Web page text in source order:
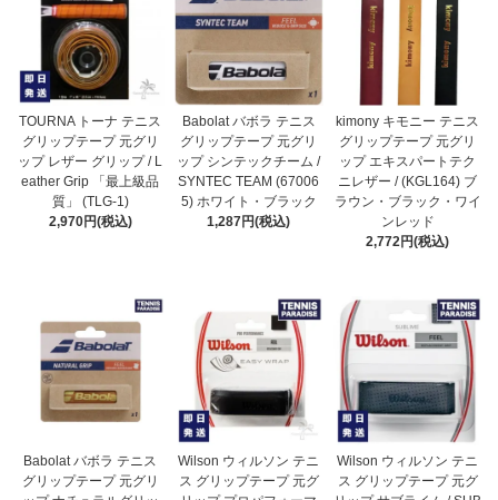
TOURNA トーナ テニス
グリップテープ 元グリ
ップ レザー グリップ / L
eather Grip 「最上級品
質」 (TLG-1)
2,970円(税込)
Babolat バボラ テニス
グリップテープ 元グリ
ップ シンテックチーム /
SYNTEC TEAM (67006
5) ホワイト・ブラック
1,287円(税込)
kimony キモニー テニス
グリップテープ 元グリ
ップ エキスパートテク
ニレザー / (KGL164) ブ
ラウン・ブラック・ワイ
ンレッド
2,772円(税込)
Babolat バボラ テニス
グリップテープ 元グリ
Wilson ウィルソン テニ
ス グリップテープ 元グ
Wilson ウィルソン テニ
ス グリップテープ 元グ